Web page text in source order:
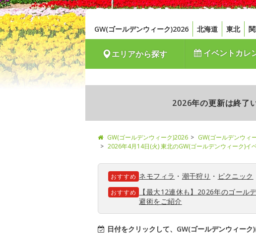
GW(ゴールデンウィーク)2026 北海道 東北
エリアから探す イベントカレ
2026年の更新は終了
GW(ゴールデンウィーク)2026 GW(ゴールデンウィ
2026年4月14日(火) 東北のGW(ゴールデンウィーク)イ
おすすめ ネモフィラ ・ 潮干狩り ・ ピクニック
おすすめ
【最大12連休も】2026年のゴール
避術をご紹介
日付をクリックして、GW(ゴールデンウィー